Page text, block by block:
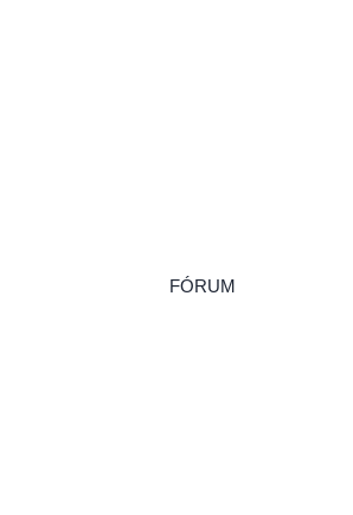
FÓRUM